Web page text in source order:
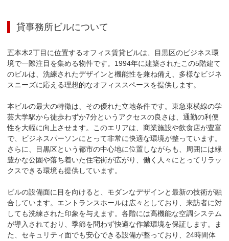
貸事務所ビルについて
五本木2丁目に位置するオフィス賃貸ビルは、目黒区のビジネス環
境で一際注目を集める物件です。1994年に建築されたこの5階建て
のビルは、洗練されたデザインと機能性を兼ね備え、多様なビジネ
スニーズに応える理想的なオフィススペースを提供します。
本ビルの最大の特徴は、その優れた立地条件です。東急東横線の学
芸大学駅から徒歩わずか7分というアクセスの良さは、通勤の利便
性を大幅に向上させます。このエリアは、商業施設や飲食店が豊富
で、ビジネスパーソンにとって非常に快適な環境が整っています。
さらに、目黒区という都市の中心地に位置しながらも、周囲には緑
豊かな公園や落ち着いた住宅街が広がり、働く人々にとってリラッ
クスできる環境も提供しています。
ビルの設備面に目を向けると、モダンなデザインと最新の技術が融
合しています。エントランスホールは広々としており、来訪者に対
しても洗練された印象を与えます。各階には高機能な空調システム
が導入されており、季節を問わず快適な作業環境を保証します。ま
た、セキュリティ面でも安心できる設備が整っており、24時間体